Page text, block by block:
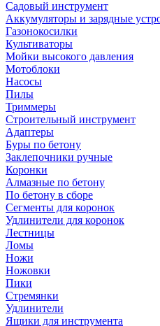
Садовый инструмент
Аккумуляторы и зарядные
Газонокосилки
Культиваторы
Мойки высокого давления
Мотоблоки
Насосы
Пилы
Триммеры
Строительный инструмент
Адаптеры
Буры по бетону
Заклепочники ручные
Коронки
Алмазные по бетону
По бетону в сборе
Сегменты для коронок
Удлинители для коронок
Лестницы
Ломы
Ножи
Ножовки
Пики
Стремянки
Удлинители
Ящики для инструмента